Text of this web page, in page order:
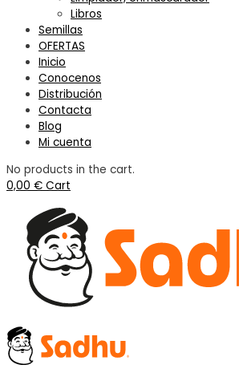
Libros
Semillas
OFERTAS
Inicio
Conocenos
Distribución
Contacta
Blog
Mi cuenta
No products in the cart.
0,00 € Cart